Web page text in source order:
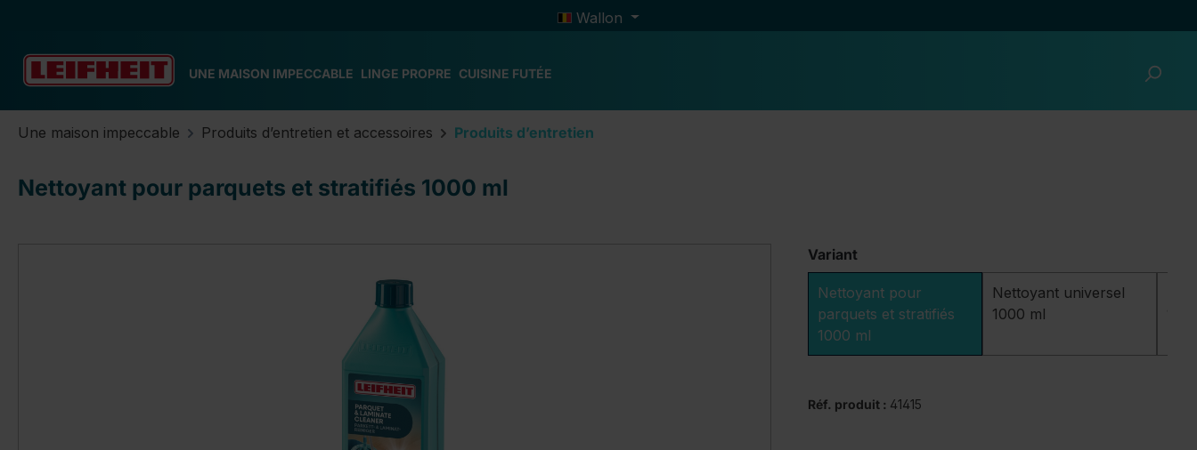
Wallon
UNE MAISON IMPECCABLE LINGE PROPRE CUISINE FUTÉE
Une maison impeccable Produits d’entretien et accessoires Produits d’entretien
Nettoyant pour parquets et stratifiés 1000 ml
Variant
Nettoyant pour
parquets et stratifiés
1000 ml
Nettoyant universel
1000 ml
Réf. produit : 41415